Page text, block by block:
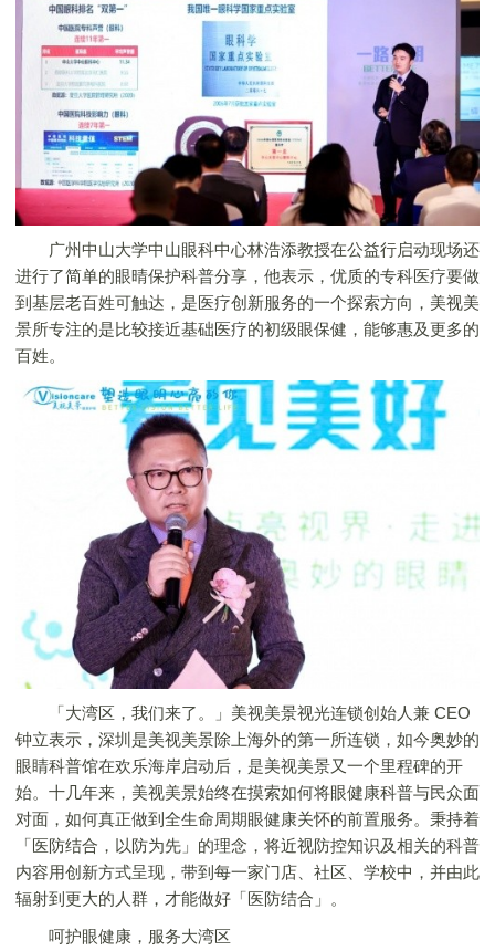
广州中山大学中山眼科中心林浩添教授在公益行启动现场还
进行了简单的眼晴保护科普分享，他表示，优质的专科医疗要做
到基层老百姓可触达，是医疗创新服务的一个探索方向，美视美
景所专注的是比较接近基础医疗的初级眼保健，能够惠及更多的
百姓。
「大湾区，我们来了。」美视美景视光连锁创始人兼 CEO
钟立表示，深圳是美视美景除上海外的第一所连锁，如今奥妙的
眼睛科普馆在欢乐海岸启动后，是美视美景又一个里程碑的开
始。十几年来，美视美景始终在摸索如何将眼健康科普与民众面
对面，如何真正做到全生命周期眼健康关怀的前置服务。秉持着
「医防结合，以防为先」的理念，将近视防控知识及相关的科普
内容用创新方式呈现，带到每一家门店、社区、学校中，并由此
辐射到更大的人群，才能做好「医防结合」。
呵护眼健康，服务大湾区